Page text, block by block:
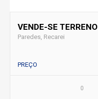
VENDE-SE TERRENO
Paredes, Recarei
PREÇO
0